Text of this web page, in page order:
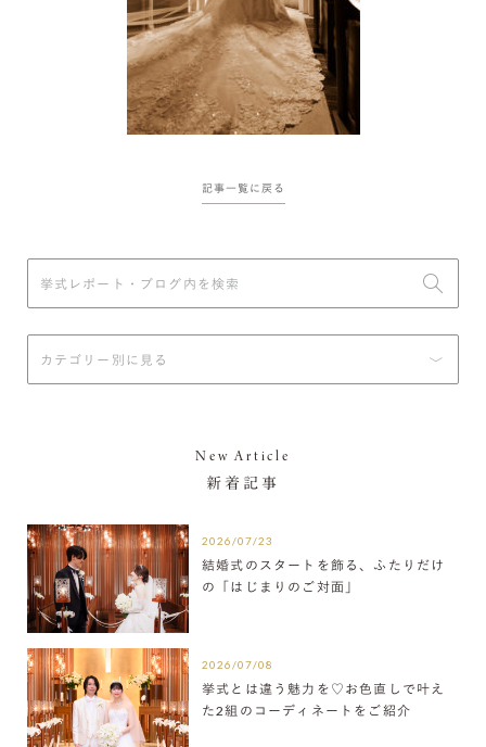
記事一覧に戻る
New Article
新着記事
2026/07/23
結婚式のスタートを飾る、ふたりだけ
の「はじまりのご対面」
2026/07/08
挙式とは違う魅力を♡お色直しで叶え
た2組のコーディネートをご紹介